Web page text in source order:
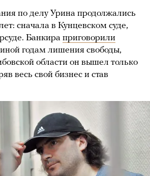
по делу Урина продолжались
сначала в Кунцевском суде,
Банкира приговорили
годам лишения свободы,
области он вышел только
весь свой бизнес и став